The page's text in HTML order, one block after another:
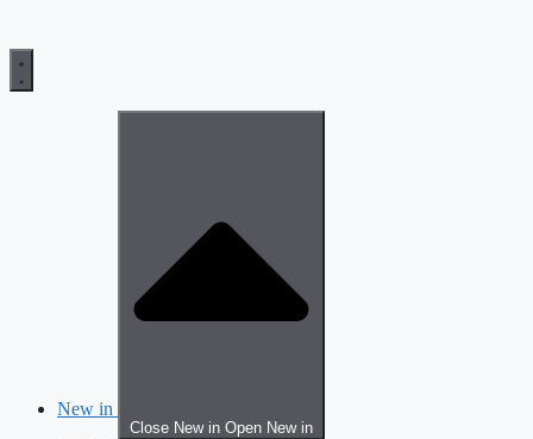
New in
Close New in Open New in